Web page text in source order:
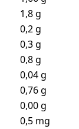
1,8 g
0,2 g
0,3 g
0,8 g
0,04 g
0,76 g
0,00 g
0,5 mg